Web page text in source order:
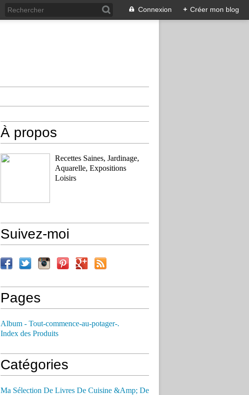
Connexion + Créer mon blog
À propos
Recettes Saines, Jardinage,
Aquarelle, Expositions
Loisirs
Suivez-moi
Pages
Album - Tout-commence-au-potager-.
Index des Produits
Catégories
Ma Sélection De Livres De Cuisine &Amp; De